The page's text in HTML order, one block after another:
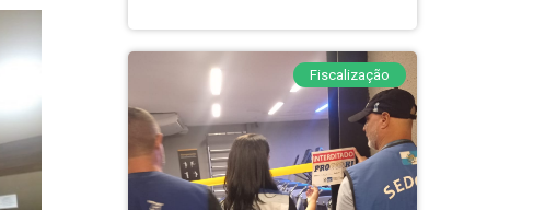
Fiscalização